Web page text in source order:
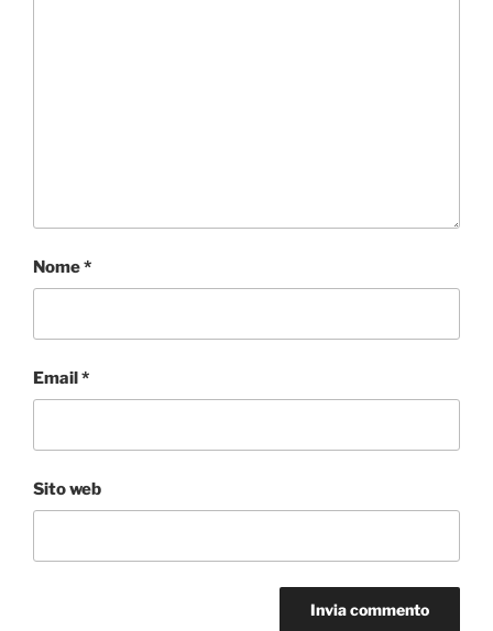
Nome*
Email*
Sito web